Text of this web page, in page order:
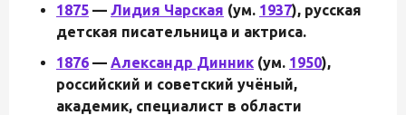
1875 — Лидия Чарская (ум. 1937), русская
детская писательница и актриса.
1876 — Александр Динник (ум. 1950),
российский и советский учёный,
академик, специалист в области